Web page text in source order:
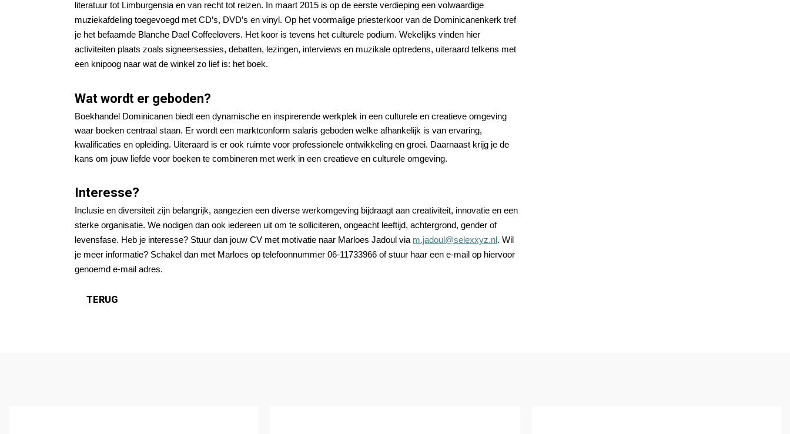
literatuur tot Limburgensia en van recht tot reizen. In maart 2015 is op de eerste verdieping een volwaardige
muziekafdeling toegevoegd met CD’s, DVD’s en vinyl. Op het voormalige priesterkoor van de Dominicanenkerk tref
je het befaamde Blanche Dael Coffeelovers. Het koor is tevens het culturele podium. Wekelijks vinden hier
activiteiten plaats zoals signeersessies, debatten, lezingen, interviews en muzikale optredens, uiteraard telkens met
een knipoog naar wat de winkel zo lief is: het boek.
Wat wordt er geboden?
Boekhandel Dominicanen biedt een dynamische en inspirerende werkplek in een culturele en creatieve omgeving
waar boeken centraal staan. Er wordt een marktconform salaris geboden welke afhankelijk is van ervaring,
kwalificaties en opleiding. Uiteraard is er ook ruimte voor professionele ontwikkeling en groei. Daarnaast krijg je de
kans om jouw liefde voor boeken te combineren met werk in een creatieve en culturele omgeving.
Interesse?
Inclusie en diversiteit zijn belangrijk, aangezien een diverse werkomgeving bijdraagt aan creativiteit, innovatie en een
sterke organisatie. We nodigen dan ook iedereen uit om te solliciteren, ongeacht leeftijd, achtergrond, gender of
levensfase. Heb je interesse? Stuur dan jouw CV met motivatie naar Marloes Jadoul via m.jadoul@selexxyz.nl . Wil
je meer informatie? Schakel dan met Marloes op telefoonnummer 06-11733966 of stuur haar een e-mail op hiervoor
genoemd e-mail adres.